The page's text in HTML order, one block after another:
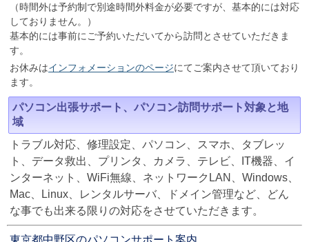
（時間外は予約制で別途時間外料金が必要ですが、基本的には対応
しておりません。）
基本的には事前にご予約いただいてから訪問とさせていただきま
す。
お休みはインフォメーションのページにてご案内させて頂いており
ます。
パソコン出張サポート、パソコン訪問サポート対象と地
域
トラブル対応、修理設定、パソコン、スマホ、タブレッ
ト、データ救出、プリンタ、カメラ、テレビ、IT機器、イ
ンターネット、WiFi無線、ネットワークLAN、Windows、
Mac、Linux、レンタルサーバ、ドメイン管理など、どん
な事でも出来る限りの対応をさせていただきます。